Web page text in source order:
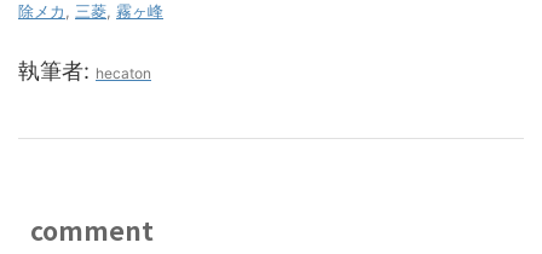
除メカ
三菱 霧ヶ峰
執筆者: hecaton
comment